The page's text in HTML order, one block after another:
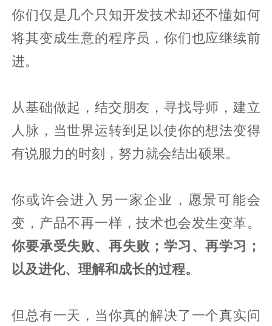
你们仅是几个只知开发技术却还不懂如何
将其变成生意的程序员，你们也应继续前
进。
从基础做起，结交朋友，寻找导师，建立
人脉，当世界运转到足以使你的想法变得
有说服力的时刻，努力就会结出硕果。
你或许会进入另一家企业，愿景可能会
变，产品不再一样，技术也会发生变革。
你要承受失败、再失败；学习、再学习；
以及进化、理解和成长的过程。
但总有一天，当你真的解决了一个真实问